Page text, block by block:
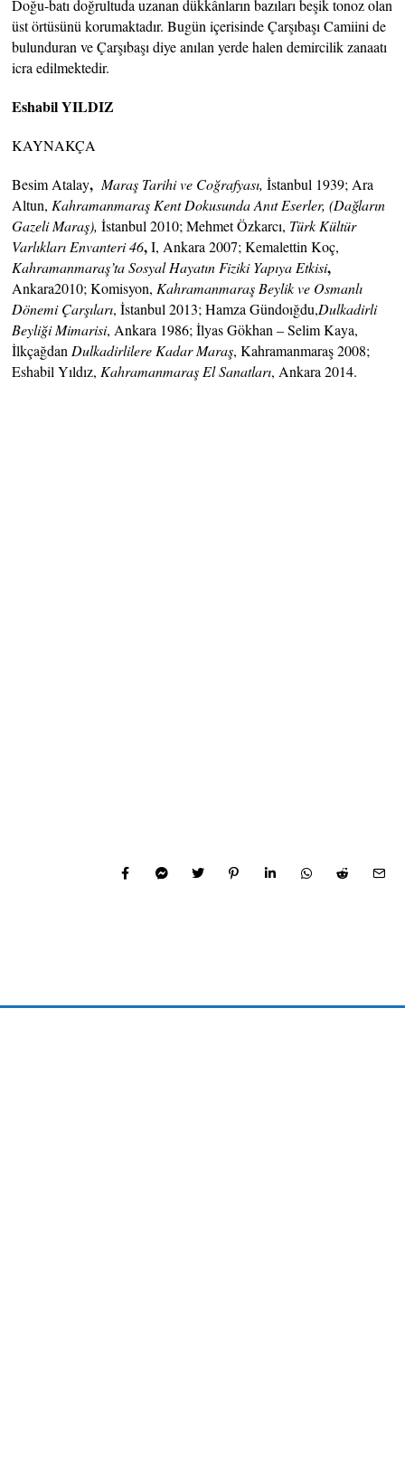
Doğu-batı doğrultuda uzanan dükkânların bazıları beşik tonoz olan
üst örtüsünü korumaktadır. Bugün içerisinde Çarşıbaşı Camiini de
bulunduran ve Çarşıbaşı diye anılan yerde halen demircilik zanaatı
icra edilmektedir.
Eshabil YILDIZ
KAYNAKÇA
Besim Atalay,Maraş Tarihi ve Coğrafyası, İstanbul 1939; Ara
Altun, Kahramanmaraş Kent Dokusunda Anıt Eserler, (Dağların
Gazeli Maraş), İstanbul 2010; Mehmet Özkarcı, Türk Kültür
Varlıkları Envanteri 46,I, Ankara 2007; Kemalettin Koç,
Kahramanmaraş’ta Sosyal Hayatın Fiziki Yapıya Etkisi,
Ankara2010; Komisyon, Kahramanmaraş Beylik ve Osmanlı
Dönemi Çarşıları, İstanbul 2013; Hamza Gündoığdu,Dulkadirli
Beyliği Mimarisi, Ankara 1986; İlyas Gökhan – Selim Kaya,
İlkçağdan Dulkadirlilere Kadar Maraş, Kahramanmaraş 2008;
Eshabil Yıldız, Kahramanmaraş El Sanatları, Ankara 2014.